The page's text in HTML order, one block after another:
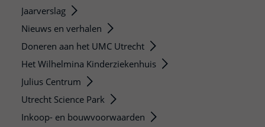
Jaarverslag
Nieuws en verhalen
Doneren aan het UMC Utrecht
Het Wilhelmina Kinderziekenhuis
Julius Centrum
Utrecht Science Park
Inkoop- en bouwvoorwaarden